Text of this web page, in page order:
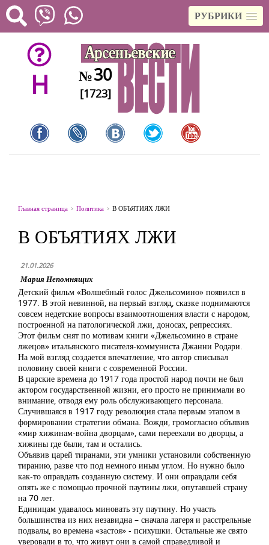
РУБРИКИ
H №30
[1723]
Главная страница Политика В ОБЪЯТИЯХ ЛЖИ
В ОБЪЯТИЯХ ЛЖИ
21.01.2026
Мария Непомнящих
Детский фильм «Волшебный голос Джельсомино» появился в
1977. В этой невинной, на первый взгляд, сказке поднимаются
совсем недетские вопросы взаимоотношения власти с народом,
построенной на патологической лжи, доносах, репрессиях.
Этот фильм снят по мотивам книги «Джельсомино в стране
лжецов» итальянского писателя-коммуниста Джанни Родари.
На мой взгляд создается впечатление, что автор списывал
половину своей книги с современной России.
В царские времена до 1917 года простой народ почти не был
актором государственной жизни, его просто не принимали во
внимание, отводя ему роль обслуживающего персонала.
Случившаяся в 1917 году революция стала первым этапом в
формировании стратегии обмана. Вожди, громогласно объявив
«мир хижинам-война дворцам», сами переехали во дворцы, а
хижины где были, там и остались.
Объявив царей тиранами, эти умники установили собственную
тиранию, разве что под немного иным углом. Но нужно было
как-то оправдать созданную систему. И они оправдали себя
опять же с помощью прочной паутины лжи, опутавшей страну
на 70 лет.
Единицам удавалось миновать эту паутину. Но участь
большинства из них незавидна – сначала лагеря и расстрельные
подвалы, во времена «застоя» - психушки. Остальные же свято
уверовали в то, что живут они в самой справедливой и